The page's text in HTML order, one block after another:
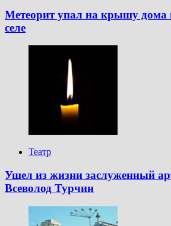
Метеорит упал на крышу дома
селе
Театр
Ушел из жизни заслуженный
Всеволод Турчин